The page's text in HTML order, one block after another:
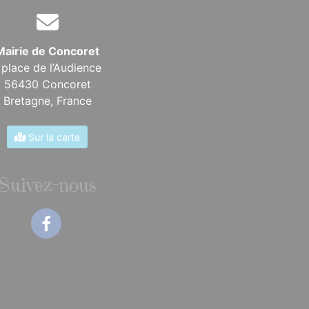
de Concoret
place de l’Audience
56430 Concoret
Bretagne, France
Sur la carte
Suivez-nous